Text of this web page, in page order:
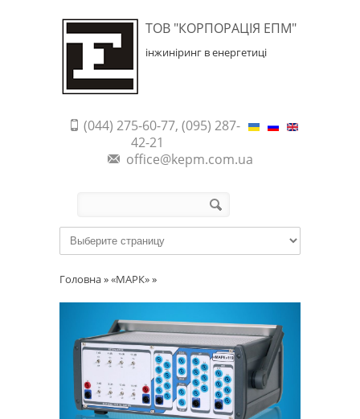
ТОВ "КОРПОРАЦІЯ ЕПМ"
інжиніринг в енергетиці
(044) 275-60-77, (095) 287-
42-21
office@kepm.com.ua
Головна»«МАРК»»